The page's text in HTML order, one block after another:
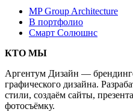
MP Group Architecture
В портфолио
Смарт Солюшнс
КТО МЫ
Аргентум Дизайн —
графического дизайна.
стили, создаём сайты,
фотосъёмку.